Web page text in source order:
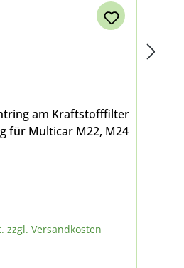
am Kraftstofffilter
für Multicar M22, M24
zzgl. Versandkosten